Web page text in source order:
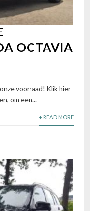
OCTAVIA
voorraad! Klik hier
om een...
+ READ MORE